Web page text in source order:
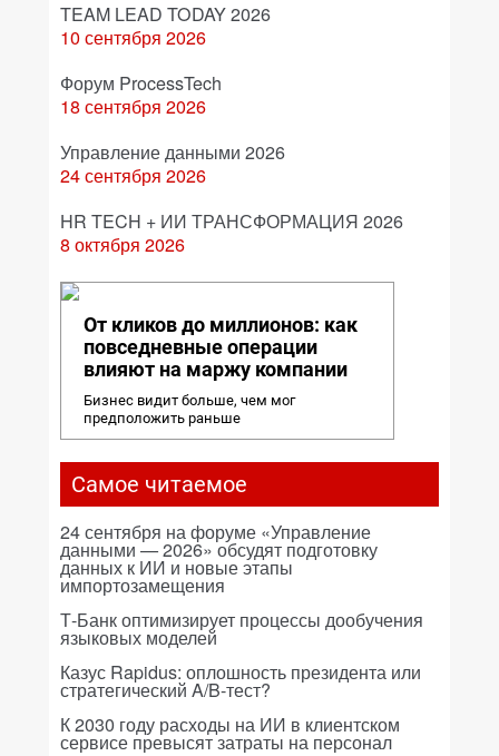
TEAM LEAD TODAY 2026
10 сентября 2026
Форум ProcessTech
18 сентября 2026
Управление данными 2026
24 сентября 2026
HR TECH + ИИ ТРАНСФОРМАЦИЯ 2026
8 октября 2026
От кликов до миллионов: как
повседневные операции
влияют на маржу компании
Бизнес видит больше, чем мог
предположить раньше
Самое читаемое
24 сентября на форуме «Управление
данными — 2026» обсудят подготовку
данных к ИИ и новые этапы
импортозамещения
Т-Банк оптимизирует процессы дообучения
языковых моделей
Казус Rapidus: оплошность президента или
стратегический A/B-тест?
К 2030 году расходы на ИИ в клиентском
сервисе превысят затраты на персонал